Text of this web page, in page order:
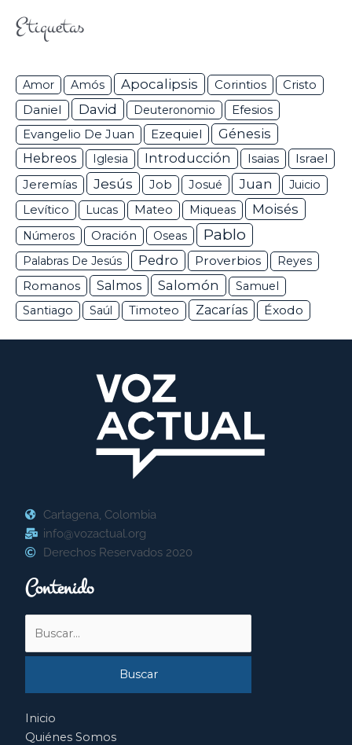
Etiquetas
Amor Amós Apocalipsis Corintios Cristo
Daniel David Deuteronomio Efesios
Evangelio De Juan Ezequiel
Génesis
Hebreos
Iglesia Introducción Isaias Israel
Jeremías Jesús Job Josué Juan
Juicio
Levítico
Lucas Mateo Miqueas Moisés
Números Oración Oseas Pablo
Palabras De Jesús Pedro Proverbios Reyes
Romanos Salmos Salomón
Samuel
Santiago
Saúl Timoteo Zacarías Éxodo
Cartagena, Colombia
info@vozactual.org
Derechos Reservados 2020
Contenido
por:
Inicio
Quiénes Somos